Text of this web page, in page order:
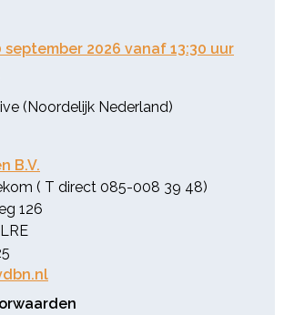
2026 vanaf 13:30 uur
(Noordelijk Nederland)
B.V.
( T direct 085-008 39 48)
126